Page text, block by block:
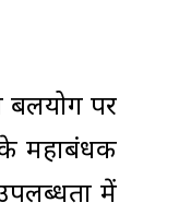
पर
में